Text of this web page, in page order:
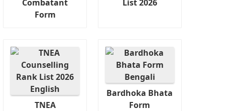
Combatant
Form
List 2026
TNEA
Bardhoka Bhata
Form